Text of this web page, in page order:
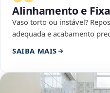
Alinhamento e
Vaso torto ou instável?
adequada e acabamento
SAIBA MAIS